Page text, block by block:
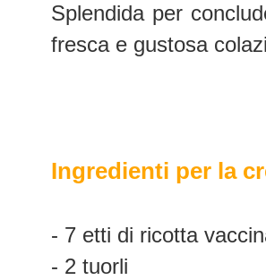
Splendida per
fresca e gustosa
Ingredienti per la
- 7 etti di ricotta
- 2 tuorli